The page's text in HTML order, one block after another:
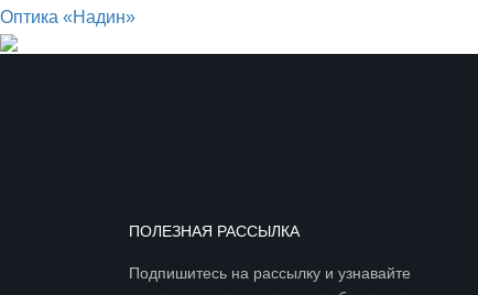
Оптика «Надин»
ПОЛЕЗНАЯ РАССЫЛКА
Подпишитесь на рассылку и узнавайте